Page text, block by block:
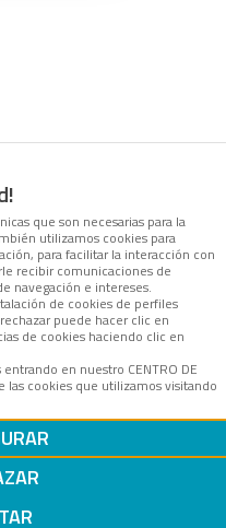
que son necesarias para la
utilizamos cookies para
para facilitar la interacción con
recibir comunicaciones de
navegación e intereses.
de cookies de perfiles
puede hacer clic en
de cookies haciendo clic en
en nuestro CENTRO DE
las cookies que utilizamos visitando